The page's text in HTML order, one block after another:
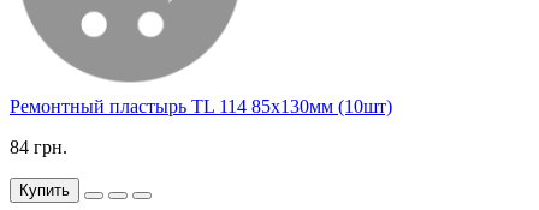
Ремонтный пластырь TL 114 85х130мм (10шт)
84 грн.
Купить